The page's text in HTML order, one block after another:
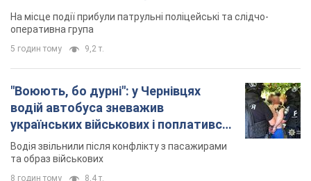
У Львові жінка спровокувала конфлікт,
розмовляючи російською мовою у маршрутці:
поліція склала адмінпротокол. Відео
На місце події прибули патрульні поліцейські та слідчо-
оперативна група
5 годин тому 9,2 т.
"Воюють, бо дурні": у Чернівцях
водій автобуса зневажив